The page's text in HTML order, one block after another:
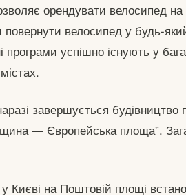
орендувати велосипед на
повернути велосипед у будь-
програми успішно існують у
завершується
— Європейська площа”.
Києві на Поштовій площі